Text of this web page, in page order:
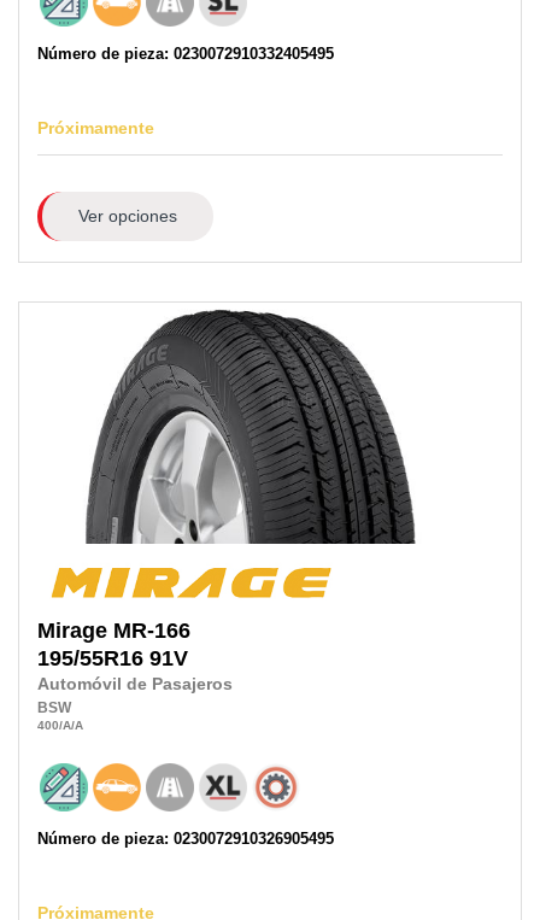
Número de pieza: 0230072910332405495
Próximamente
Ver opciones
Mirage MR-166
195/55R16 91V
Automóvil de Pasajeros
BSW
400/A/A
Número de pieza: 0230072910326905495
Próximamente